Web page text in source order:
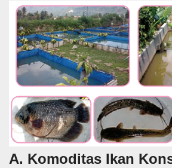
A. Komoditas Ikan